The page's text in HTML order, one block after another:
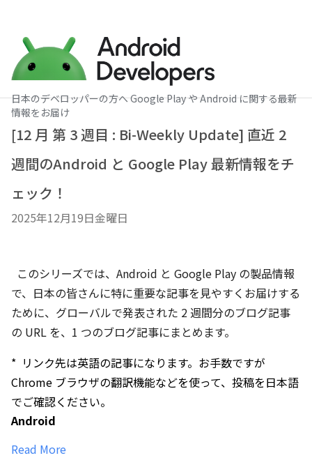
日本のデベロッパーの方へ Google Play や Android に関する最新
情報をお届け
[12 月 第 3 週目 : Bi-Weekly Update] 直近 2
週間のAndroid と Google Play 最新情報をチ
ェック！
2025年12月19日金曜日
このシリーズでは、Android と Google Play の製品情報
で、日本の皆さんに特に重要な記事を見やすくお届けする
ために、グローバルで発表された 2 週間分のブログ記事
の URL を、1 つのブログ記事にまとめます。
* リンク先は英語の記事になります。お手数ですが
Chrome ブラウザの翻訳機能などを使って、投稿を日本語
でご確認ください。
Android
Read More